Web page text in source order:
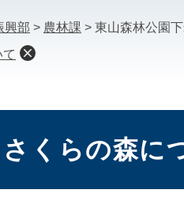
興部 > 農林課 > 東山森林公園
くらの森に